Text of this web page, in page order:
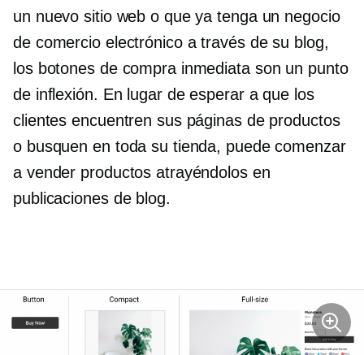
un nuevo sitio web o que ya tenga un negocio
de comercio electrónico a través de su blog,
los botones de compra inmediata son un punto
de inflexión. En lugar de esperar a que los
clientes encuentren sus páginas de productos
o busquen en toda su tienda, puede comenzar
a vender productos atrayéndolos en
publicaciones de blog.